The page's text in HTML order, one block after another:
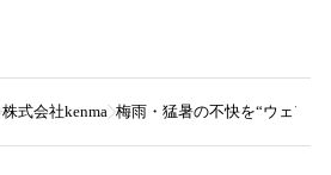
株式会社kenma 梅雨・猛暑の不快を“ウェア